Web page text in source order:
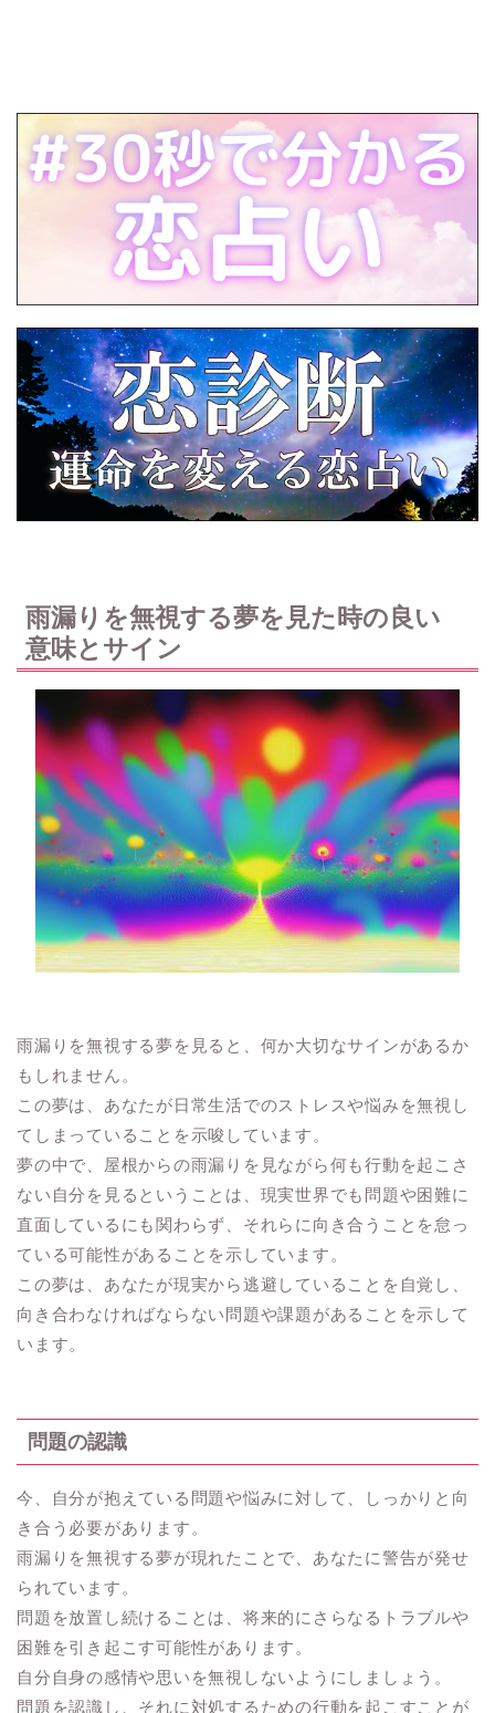
雨漏りを無視する夢を見た時の良い
意味とサイン
雨漏りを無視する夢を見ると、何か大切なサインがあるか
もしれません。
この夢は、あなたが日常生活でのストレスや悩みを無視し
てしまっていることを示唆しています。
夢の中で、屋根からの雨漏りを見ながら何も行動を起こさ
ない自分を見るということは、現実世界でも問題や困難に
直面しているにも関わらず、それらに向き合うことを怠っ
ている可能性があることを示しています。
この夢は、あなたが現実から逃避していることを自覚し、
向き合わなければならない問題や課題があることを示して
います。
問題の認識
今、自分が抱えている問題や悩みに対して、しっかりと向
き合う必要があります。
雨漏りを無視する夢が現れたことで、あなたに警告が発せ
られています。
問題を放置し続けることは、将来的にさらなるトラブルや
困難を引き起こす可能性があります。
自分自身の感情や思いを無視しないようにしましょう。
問題を認識し、それに対処するための行動を起こすことが